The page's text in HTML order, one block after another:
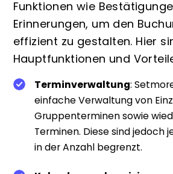
Funktionen wie
Erinnerungen, um den
effizient zu gestalten. Hier
Hauptfunktionen und
Terminverwaltung:
einfache Verwaltung von
Gruppenterminen sowie
Terminen. Diese sind jedoch
in der Anzahl begrenzt.